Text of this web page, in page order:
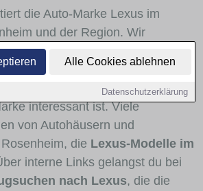
Alle Cookies ablehnen
Datenschutzerklärung
die Auto-Marke Lexus im
und der Region. Wir
Fahrzeugklassen Lexus stark
Modellreihen häufig im Stadt-
zu sehen sind und für welche
interessant ist. Viele
von Autohäusern und
die Lexus-Modelle im
interne Links gelangst du bei
nach Lexus, die die